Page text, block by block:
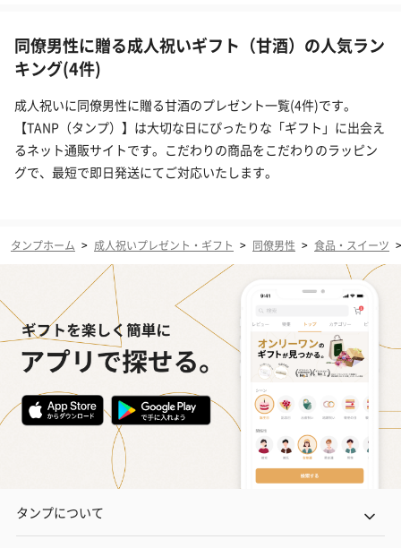
同僚男性に贈る成人祝いギフト（甘酒）の人気ラン
キング(4件)
成人祝いに同僚男性に贈る甘酒のプレゼント一覧(4件)です。
【TANP（タンプ）】は大切な日にぴったりな「ギフト」に出会え
るネット通販サイトです。こだわりの商品をこだわりのラッピン
グで、最短で即日発送にてご対応いたします。
タンプホーム > 成人祝いプレゼント・ギフト > 同僚男性 > 食品・スイーツ
タンプについて